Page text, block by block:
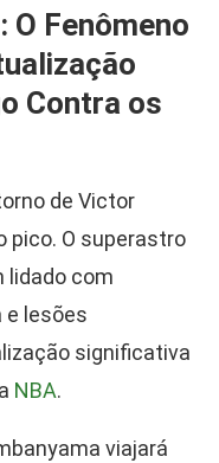
O Fenômeno
Contra os
de Victor
pico. O superastro
lidado com
e lesões
significativa
NBA.
viajará